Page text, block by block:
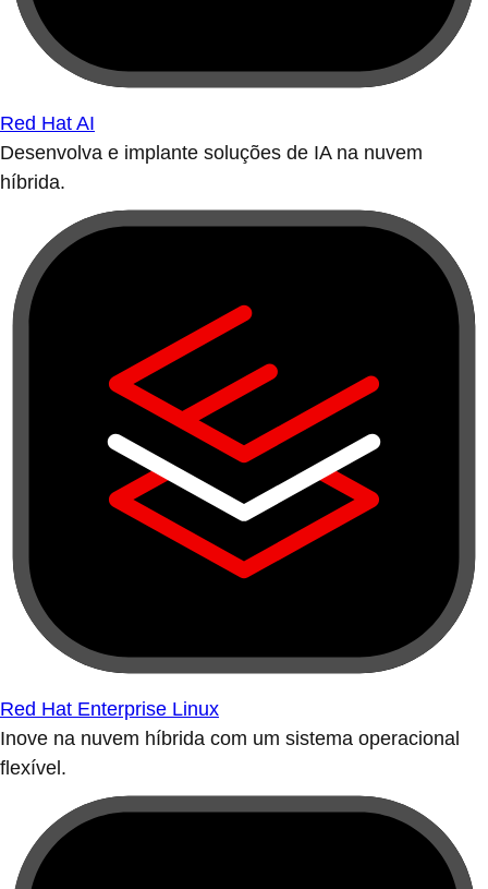
Red Hat AI
Desenvolva e implante soluções de IA na nuvem
híbrida.
Red Hat Enterprise Linux
Inove na nuvem híbrida com um sistema operacional
flexível.